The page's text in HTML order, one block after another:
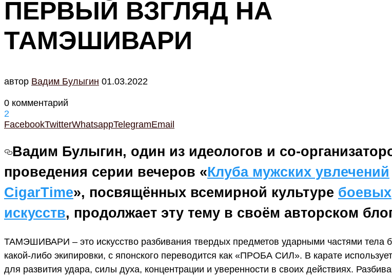
ПЕРВЫЙ ВЗГЛЯД НА
ТАМЭШИВАРИ
автор Вадим Булыгин 01.03.2022
0 комментарий
2
FacebookTwitterWhatsappTelegramEmail
Вадим Булыгин, один из идеологов и со-
проведения серии вечеров «Клуба мужских увлечений
CigarTime», посвящённых всемирной культуре боевых
искусств, продолжает эту тему в своём авторском
ТАМЭШИВАРИ – это искусство разбивания твердых предметов ударными частями тела
какой-либо экипировки, с японского переводится как «ПРОБА СИЛ». В карате
для развития удара, силы духа, концентрации и уверенности в своих действиях.